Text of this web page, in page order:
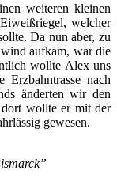
weiteren kleinen
welcher
Da nun aber, zu
aufkam, war die
wollte Alex uns
nach
änderten wir den
wollte er mit der
gewesen.